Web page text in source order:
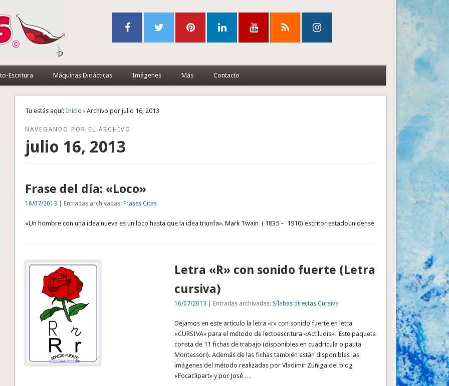
Escritura Máquinas Didácticas Imágenes Más Contacto
Tu estás aquí: Inicio › Archivo por julio 16, 2013
NAVEGANDO POR EL ARCHIVO
julio 16, 2013
Frase del día: «Loco»
16/07/2013 | Entradas archivadas:Frases Citas
«Un hombre con una idea nueva es un loco hasta que la idea triunfa». Mark Twain ( 1835 – 1910) escritor estadounidense
Letra «R» con sonido fuerte (Letra
cursiva)
16/07/2013 | Entradas archivadas: Sílabas directas Cursiva
Dejamos en este artículo la letra «r» con sonido fuerte en letra
«CURSIVA» para el método de lectoescritura «Actiludis». Este paquete
consta de 11 fichas de trabajo (disponibles en cuadrícula o pauta
Montessori). Además de las fichas también están disponibles las
imágenes del método realizadas por Vladimir Zúñiga del blog
«Focaclipart» y por José …